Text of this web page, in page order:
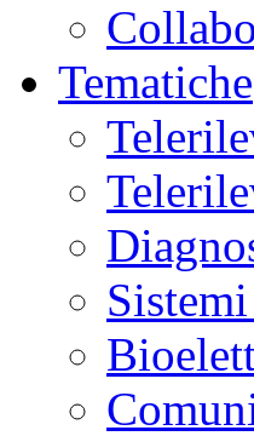
Tematiche